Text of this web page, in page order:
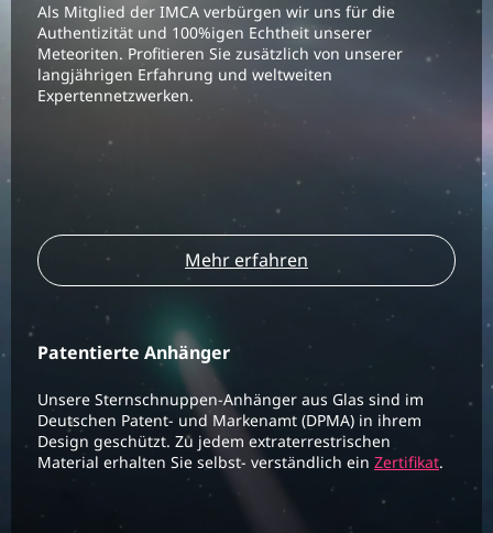
Als Mitglied der IMCA verbürgen wir uns für die
Authentizität und 100%igen Echtheit unserer
Meteoriten. Profitieren Sie zusätzlich von unserer
langjährigen Erfahrung und weltweiten
Expertennetzwerken.
Mehr erfahren
Patentierte Anhänger
Unsere Sternschnuppen-Anhänger aus Glas sind im
Deutschen Patent- und Markenamt (DPMA) in ihrem
Design geschützt. Zu jedem extraterrestrischen
Material erhalten Sie selbst- verständlich ein Zertifikat.